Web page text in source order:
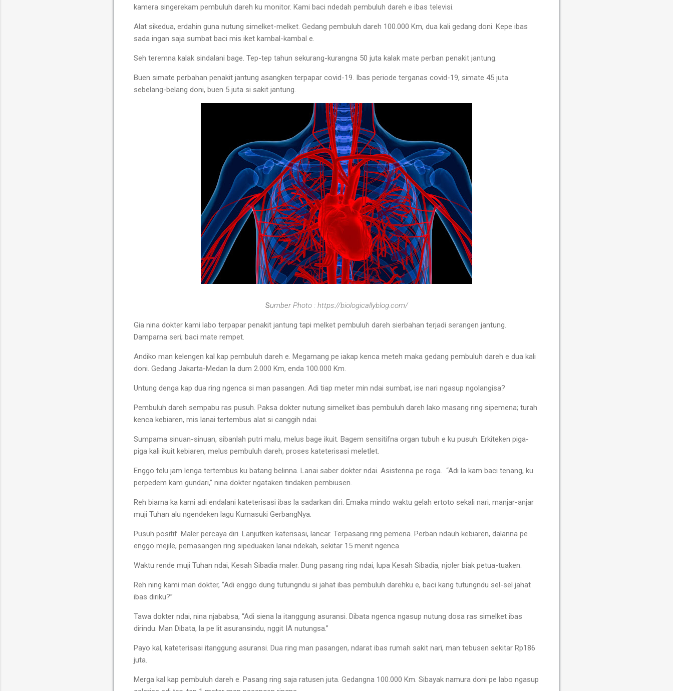
kamera singerekam pembuluh dareh ku monitor. Kami baci ndedah pembuluh dareh e ibas televisi.
Alat sikedua, erdahin guna nutung simelket-melket. Gedang pembuluh dareh 100.000 Km, dua kali gedang doni. Kepe ibas
sada ingan saja sumbat baci mis iket kambal-kambal e.
Seh teremna kalak sindalani bage. Tep-tep tahun sekurang-kurangna 50 juta kalak mate perban penakit jantung.
Buen simate perbahan penakit jantung asangken terpapar covid-19. Ibas periode terganas covid-19, simate 45 juta
sebelang-belang doni, buen 5 juta si sakit jantung.
Sumber Photo : https://biologicallyblog.com/
Gia nina dokter kami labo terpapar penakit jantung tapi melket pembuluh dareh sierbahan terjadi serangen jantung.
Damparna seri; baci mate rempet.
Andiko man kelengen kal kap pembuluh dareh e. Megamang pe iakap kenca meteh maka gedang pembuluh dareh e dua kali
doni. Gedang Jakarta-Medan la dum 2.000 Km, enda 100.000 Km.
Untung denga kap dua ring ngenca si man pasangen. Adi tiap meter min ndai sumbat, ise nari ngasup ngolangisa?
Pembuluh dareh sempabu ras pusuh. Paksa dokter nutung simelket ibas pembuluh dareh lako masang ring sipemena; turah
kenca kebiaren, mis lanai tertembus alat si canggih ndai.
Sumpama sinuan-sinuan, sibanlah putri malu, melus bage ikuit. Bagem sensitifna organ tubuh e ku pusuh. Erkiteken piga-
piga kali ikuit kebiaren, melus pembuluh dareh, proses kateterisasi meletlet.
Enggo telu jam lenga tertembus ku batang belinna. Lanai saber dokter ndai. Asistenna pe roga. “Adi la kam baci tenang, ku
perpedem kam gundari,” nina dokter ngataken tindaken pembiusen.
Reh biarna ka kami adi endalani kateterisasi ibas la sadarkan diri. Emaka mindo waktu gelah ertoto sekali nari, manjar-anjar
muji Tuhan alu ngendeken lagu Kumasuki GerbangNya.
Pusuh positif. Maler percaya diri. Lanjutken katerisasi, lancar. Terpasang ring pemena. Perban ndauh kebiaren, dalanna pe
enggo mejile, pemasangen ring sipeduaken lanai ndekah, sekitar 15 menit ngenca.
Waktu rende muji Tuhan ndai, Kesah Sibadia maler. Dung pasang ring ndai, lupa Kesah Sibadia, njoler biak petua-tuaken.
Reh ning kami man dokter, “Adi enggo dung tutungndu si jahat ibas pembuluh darehku e, baci kang tutungndu sel-sel jahat
ibas diriku?”
Tawa dokter ndai, nina njababsa, “Adi siena la itanggung asuransi. Dibata ngenca ngasup nutung dosa ras simelket ibas
dirindu. Man Dibata, la pe lit asuransindu, nggit IA nutungsa.”
Payo kal, kateterisasi itanggung asuransi. Dua ring man pasangen, ndarat ibas rumah sakit nari, man tebusen sekitar Rp186
juta.
Merga kal kap pembuluh dareh e. Pasang ring saja ratusen juta. Gedangna 100.000 Km. Sibayak namura doni pe labo ngasup